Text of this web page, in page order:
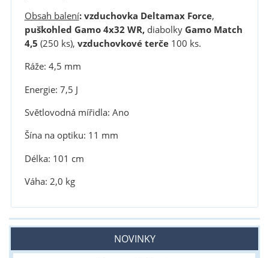
Obsah balení: vzduchovka Deltamax Force,
puškohled Gamo 4x32 WR,diabolky Gamo Match
4,5 (250 ks), vzduchovkové terče100 ks.
Ráže: 4,5 mm
Energie: 7,5 J
Světlovodná mířidla: Ano
Šína na optiku: 11 mm
Délka: 101 cm
Váha: 2,0 kg
NOVINKY